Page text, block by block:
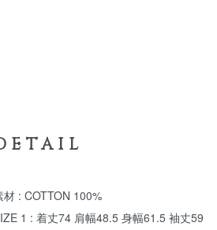
材 : COTTON 100%
1 : 着丈74 肩幅48.5 身幅61.5 袖丈59